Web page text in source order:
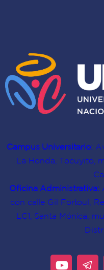
Campus Universitario:
La Honda, Tocuyito,
Oficina Administrativa:
con calle Gil Fortoul,
LC1, Santa Mónica,